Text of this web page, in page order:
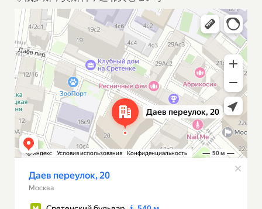
Moscow
Dayev Lane, 20 — Yandex Maps